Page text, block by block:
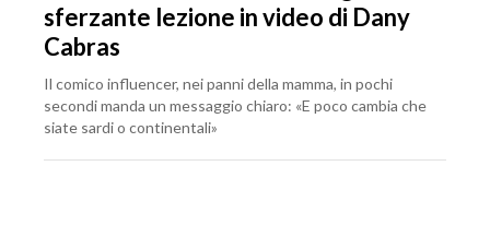
sferzante lezione in video di Dany
Cabras
Il comico influencer, nei panni della mamma, in pochi
secondi manda un messaggio chiaro: «E poco cambia che
siate sardi o continentali»